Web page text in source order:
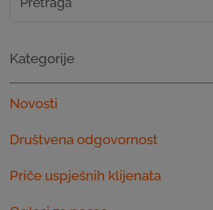
Kategorije
Novosti
Društvena odgovornost
Priče uspješnih klijenata